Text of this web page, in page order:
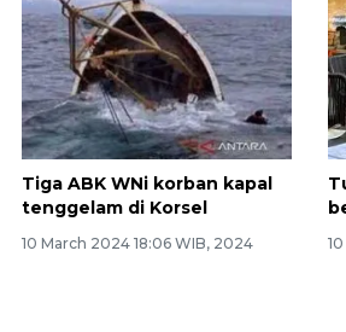
Tiga ABK WNi korban kapal
tenggelam di Korsel
10 March 2024 18:06 WIB, 2024